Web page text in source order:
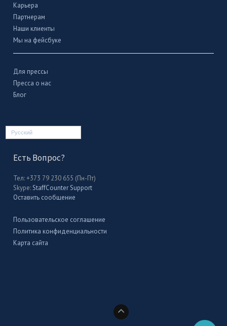
Карьера
Партнерам
Наши клиенты
Мы на фейсбуке
Для прессы
Пресса о нас
Блог
Русский
Есть Вопрос?
Тел: +373 79 230 655 (Пн-Пт)
Skype:StaffCounter Support
Оставить сообщение
Пользовательское соглашение
Политика конфиденциальности
Карта сайта